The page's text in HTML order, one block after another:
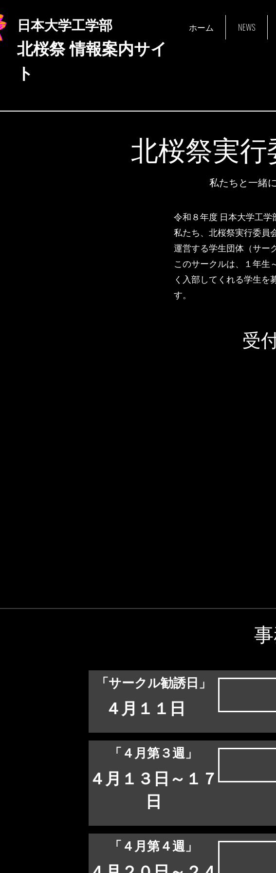
ホーム NEWS
日本大学工学部
北桜祭情報案内サイ
ト
北桜祭実
私たちと一緒
令和８年度 日本大学工学
私たち、北桜祭実行委員
運営する学生団体（サー
このサークルは、１年生
く入部してくれる学生を
す。
受
​「サークル勧誘日」
４月１１日
「４月第３週」
４月１３日～１７
日
「４月第４週」